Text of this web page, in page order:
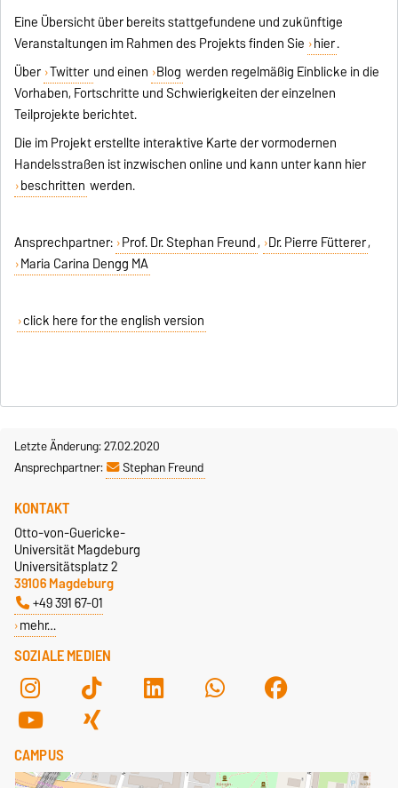
Eine Übersicht über bereits stattgefundene und zukünftige
Veranstaltungen im Rahmen des Projekts finden Sie hier.
Über Twitter und einen Blog werden regelmäßig Einblicke in die
Vorhaben, Fortschritte und Schwierigkeiten der einzelnen
Teilprojekte berichtet.
Die im Projekt erstellte interaktive Karte der vormodernen
Handelsstraßen ist inzwischen online und kann unter kann hier
beschritten werden.
Ansprechpartner: Prof. Dr. Stephan Freund, Dr. Pierre Fütterer,
Maria Carina Dengg MA
click here for the english version
Letzte Änderung: 27.02.2020
Ansprechpartner:
Stephan Freund
SOZIALE MEDIEN
KONTAKT
Otto-von-Guericke-
Universität Magdeburg
Universitätsplatz 2
39106 Magdeburg
+49 391 67-01
mehr…
CAMPUS